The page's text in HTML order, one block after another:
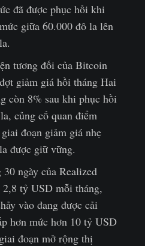
đã được phục hồi khi
giữa 60.000 đô la lên
tương đối của Bitcoin
giảm giá hồi tháng Hai
còn 8% sau khi phục hồi
củng cố quan điểm
đoạn giảm giá nhẹ
được giữ vững.
ngày của Realized
tỷ USD mỗi tháng,
vào đang được cải
hơn mức hơn 10 tỷ USD
đoạn mở rộng thị